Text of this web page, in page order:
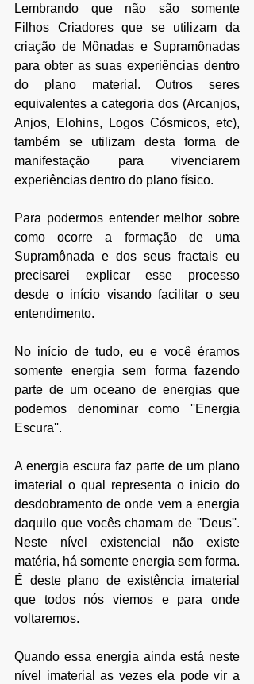
Lembrando que não são somente
Filhos Criadores que se utilizam da
criação de Mônadas e Supramônadas
para obter as suas experiências dentro
do plano material. Outros seres
equivalentes a categoria dos (Arcanjos,
Anjos, Elohins, Logos Cósmicos, etc),
também se utilizam desta forma de
manifestação para vivenciarem
experiências dentro do plano físico.
Para podermos entender melhor sobre
como ocorre a formação de uma
Supramônada e dos seus fractais eu
precisarei explicar esse processo
desde o início visando facilitar o seu
entendimento.
No início de tudo, eu e você éramos
somente energia sem forma fazendo
parte de um oceano de energias que
podemos denominar como ''Energia
Escura''.
A energia escura faz parte de um plano
imaterial o qual representa o inicio do
desdobramento de onde vem a energia
daquilo que vocês chamam de ''Deus''.
Neste nível existencial não existe
matéria, há somente energia sem forma.
É deste plano de existência imaterial
que todos nós viemos e para onde
voltaremos.
Quando essa energia ainda está neste
nível imaterial as vezes ela pode vir a